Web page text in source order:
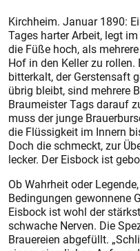
Kirchheim. Januar 1890:
Tages harter Arbeit, legt
die Füße hoch, als
Hof in den Keller zu rollen.
bitterkalt, der Gerstensaft
übrig bleibt, sind mehrere
Braumeister Tags darauf
muss der junge
die Flüssigkeit im Innern
Doch die schmeckt, zur
lecker. Der Eisbock ist
Ob Wahrheit oder
Bedingungen gewonnene
Eisbock ist wohl der
schwache Nerven. Die
Brauereien abgefüllt.